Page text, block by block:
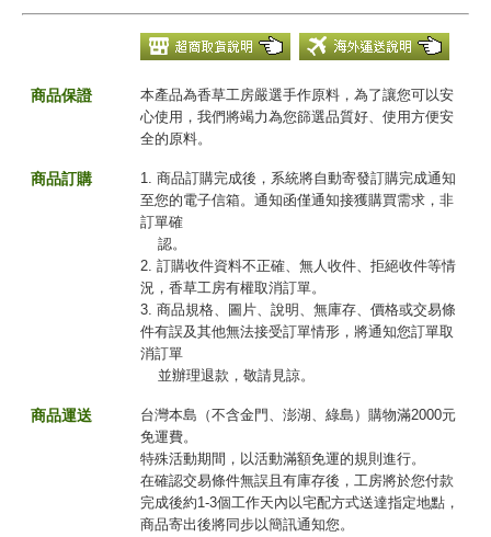
商品保證
本產品為香草工房嚴選手作原料，為了讓您可以安
心使用，我們將竭力為您篩選品質好、使用方便安
全的原料。
商品訂購
1. 商品訂購完成後，系統將自動寄發訂購完成通知
至您的電子信箱。通知函僅通知接獲購買需求，非
訂單確
認。
2. 訂購收件資料不正確、無人收件、拒絕收件等情
況，香草工房有權取消訂單。
3. 商品規格、圖片、說明、無庫存、價格或交易條
件有誤及其他無法接受訂單情形，將通知您訂單取
消訂單
並辦理退款，敬請見諒。
商品運送
台灣本島（不含金門、澎湖、綠島）購物滿2000元
免運費。
特殊活動期間，以活動滿額免運的規則進行。
在確認交易條件無誤且有庫存後，工房將於您付款
完成後約1-3個工作天內以宅配方式送達指定地點，
商品寄出後將同步以簡訊通知您。